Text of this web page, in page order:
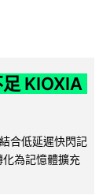
KIOXIA
合低延遲快閃記
化為記憶體擴充